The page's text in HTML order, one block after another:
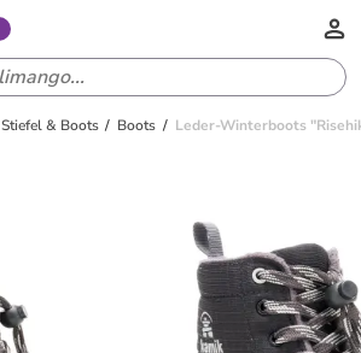
Stiefel & Boots Boots Leder-Winterboots